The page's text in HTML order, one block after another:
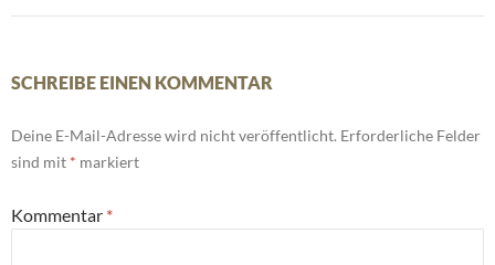
SCHREIBE EINEN KOMMENTAR
Deine E-Mail-Adresse wird nicht veröffentlicht. Erforderliche Felder
sind mit * markiert
Kommentar *